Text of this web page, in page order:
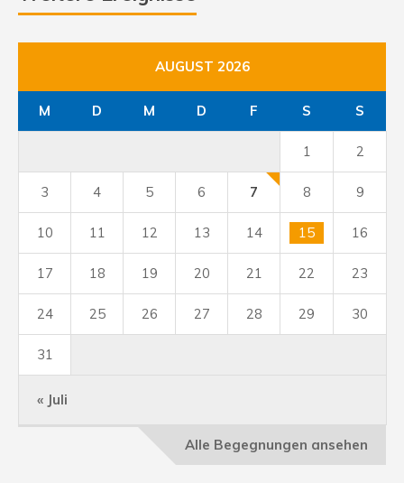
AUGUST 2026
M D M D F S S
« Juli
1 2
3 4 5 6 7 8 9
10 11 12 13 14 15 16
17 18 19 20 21 22 23
24 25 26 27 28 29 30
31
Alle Begegnungen ansehen